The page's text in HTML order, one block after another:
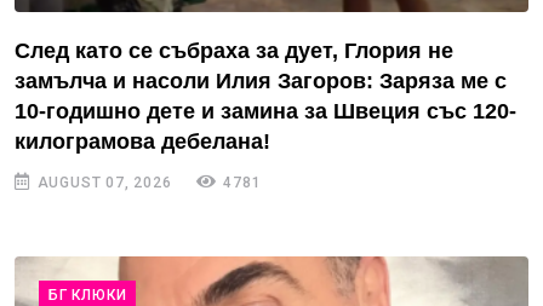
След като се събраха за дует, Глория не
замълча и насоли Илия Загоров: Заряза ме с
10-годишно дете и замина за Швеция със 120-
килограмова дебелана!
AUGUST 07, 2026 4781
БГ КЛЮКИ